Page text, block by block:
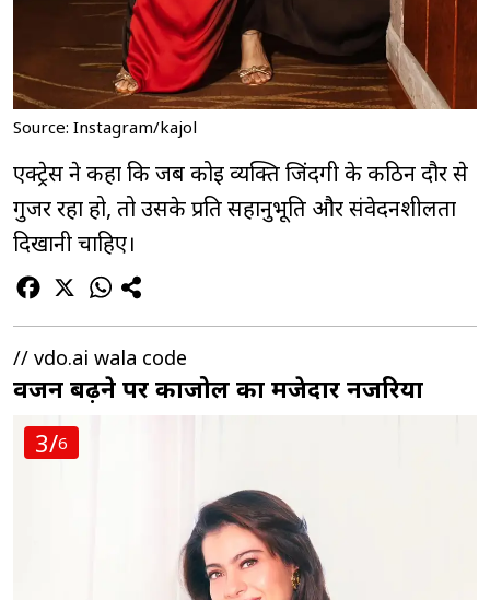
Source: Instagram/kajol
एक्ट्रेस ने कहा कि जब कोई व्यक्ति जिंदगी के कठिन दौर से
गुजर रहा हो, तो उसके प्रति सहानुभूति और संवेदनशीलता
दिखानी चाहिए।
// vdo.ai wala code
वजन बढ़ने पर काजोल का मजेदार नजरिया
3/6